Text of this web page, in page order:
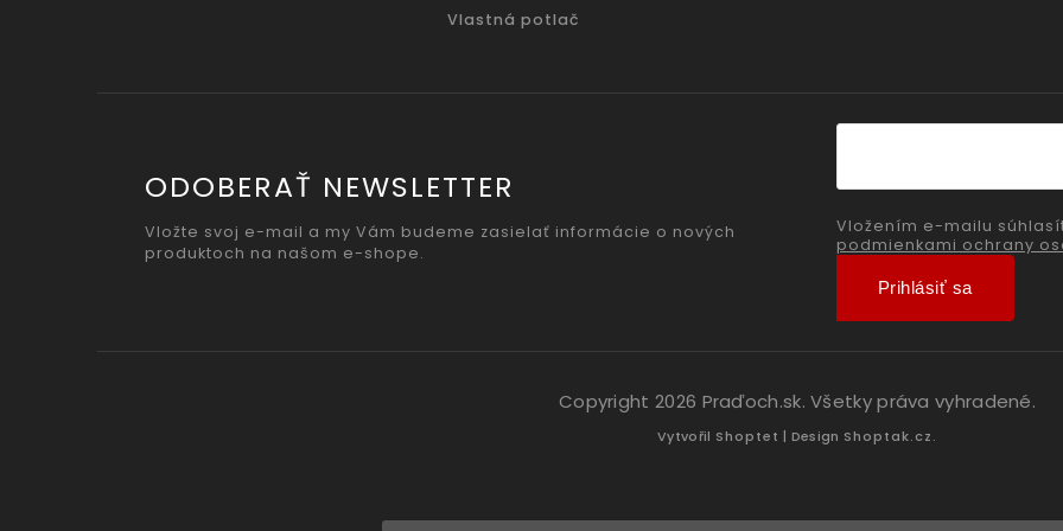
Vlastná potlač
ODOBERAŤ NEWSLETTER
Vložte svoj e-mail a my Vám budeme zasielať informácie o nových
produktoch na našom e-shope.
Vložením e-mailu
podmienkami ochrany
Prihlásiť sa
Copyright 2026 Praďoch.sk. Všetky práva vyhradené.
Vytvořil Shoptet | Design Shoptak.cz.